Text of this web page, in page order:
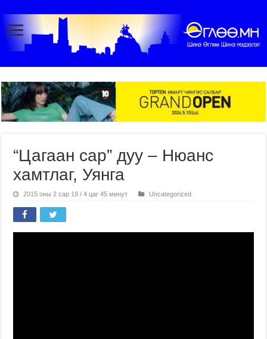
“Цагаан сар” дуу – Нюанс
хамтлаг, Уянга
2015 оны 2 сар 19 / 4 цаг 45 минут Uncategorized